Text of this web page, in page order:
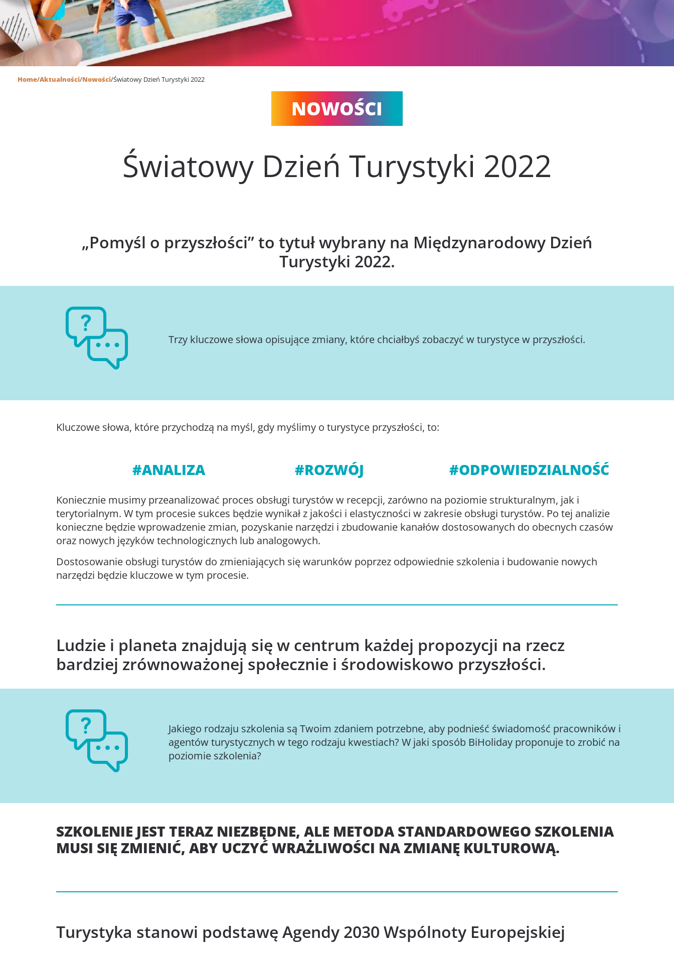
Home/Aktualności/Nowości/Światowy Dzień Turystyki 2022
NOWOŚCI
Światowy Dzień Turystyki 2022
„Pomyśl o przyszłości” to tytuł wybrany na Międzynarodowy Dzień
Turystyki 2022.
Trzy kluczowe słowa opisujące zmiany, które chciałbyś zobaczyć w turystyce w przyszłości.
Kluczowe słowa, które przychodzą na myśl, gdy myślimy o turystyce przyszłości, to:
#ANALIZA #ROZWÓJ #ODPOWIEDZIALNOŚĆ
Koniecznie musimy przeanalizować proces obsługi turystów w recepcji, zarówno na poziomie strukturalnym, jak i
terytorialnym. W tym procesie sukces będzie wynikał z jakości i elastyczności w zakresie obsługi turystów. Po tej analizie
konieczne będzie wprowadzenie zmian, pozyskanie narzędzi i zbudowanie kanałów dostosowanych do obecnych czasów
oraz nowych języków technologicznych lub analogowych.
Dostosowanie obsługi turystów do zmieniających się warunków poprzez odpowiednie szkolenia i budowanie nowych
narzędzi będzie kluczowe w tym procesie.
Ludzie i planeta znajdują się w centrum każdej propozycji na rzecz
bardziej zrównoważonej społecznie i środowiskowo przyszłości.
Jakiego rodzaju szkolenia są Twoim zdaniem potrzebne, aby podnieść świadomość pracowników i
agentów turystycznych w tego rodzaju kwestiach? W jaki sposób BiHoliday proponuje to zrobić na
poziomie szkolenia?
SZKOLENIE JEST TERAZ NIEZBĘDNE, ALE METODA STANDARDOWEGO SZKOLENIA
MUSI SIĘ ZMIENIĆ, ABY UCZYĆ WRAŻLIWOŚCI NA ZMIANĘ KULTUROWĄ.
Turystyka stanowi podstawę Agendy 2030 Wspólnoty Europejskiej